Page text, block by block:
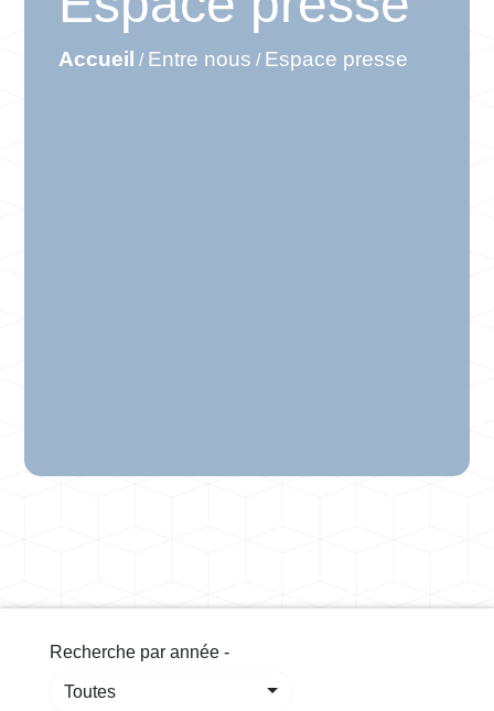
Accueil / Entre nous / Espace presse
Recherche par année -
Toutes